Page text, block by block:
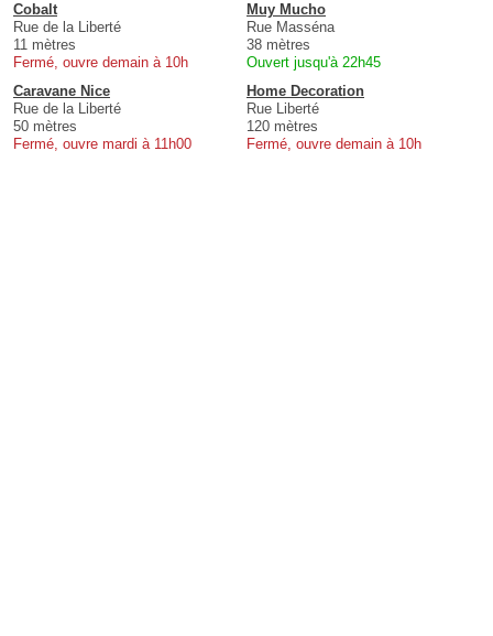
Cobalt
Rue de la Liberté
11 mètres
Fermé, ouvre demain à 10h
Muy Mucho
Rue Masséna
38 mètres
Ouvert jusqu'à 22h45
Caravane Nice
Rue de la Liberté
50 mètres
Fermé, ouvre mardi à 11h00
Home Decoration
Rue Liberté
120 mètres
Fermé, ouvre demain à 10h